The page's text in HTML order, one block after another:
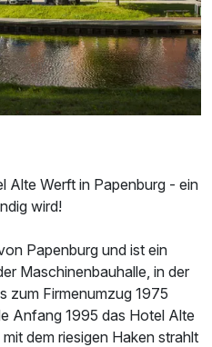
Alte Werft in Papenburg - ein
wird!
Papenburg und ist ein
Maschinenbauhalle, in der
zum Firmenumzug 1975
Anfang 1995 das Hotel Alte
dem riesigen Haken strahlt